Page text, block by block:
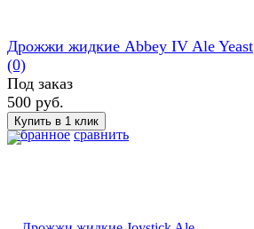
избранное сравнить
Дрожжи жидкие Abbey IV Ale Yeast
(0)
Под заказ
500 руб.